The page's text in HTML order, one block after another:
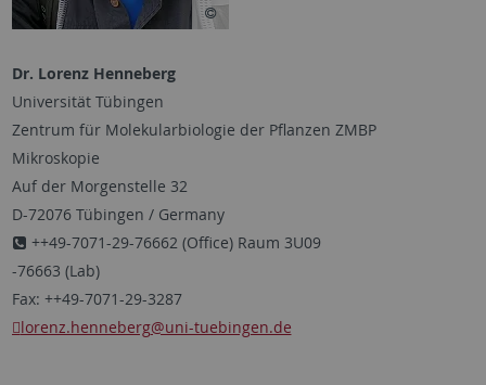
Dr. Lorenz Henneberg
Universität Tübingen
Zentrum für Molekularbiologie der Pflanzen ZMBP
Mikroskopie
Auf der Morgenstelle 32
D-72076 Tübingen / Germany
++49-7071-29-76662 (Office) Raum 3U09
-76663 (Lab)
Fax: ++49-7071-29-3287
lorenz.henneberg@uni-tuebingen.de